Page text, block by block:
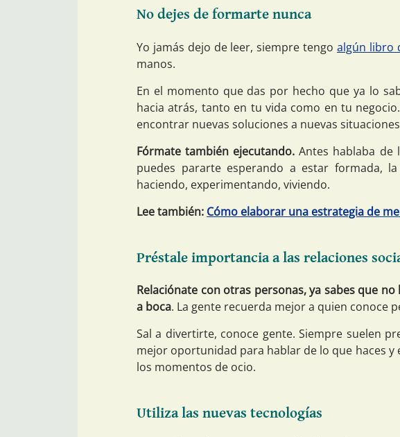
No dejes de formarte nunca
Yo jamás dejo de leer, siempre tengo algún libro
manos.
En el momento que das por hecho que ya lo
hacia atrás, tanto en tu vida como en tu
encontrar nuevas soluciones a nuevas
Fórmate también ejecutando. Antes hablaba de
puedes pararte esperando a estar formada,
haciendo, experimentando, viviendo.
Lee también: Cómo elaborar una estrategia de
Préstale importancia a las relaciones
Relaciónate con otras personas, ya sabes que
a boca. La gente recuerda mejor a quien conoce
Sal a divertirte, conoce gente. Siempre suelen
mejor oportunidad para hablar de lo que haces y
los momentos de ocio.
Utiliza las nuevas tecnologías